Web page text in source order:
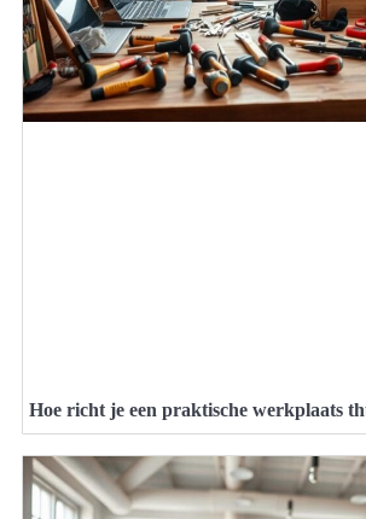
Hoe richt je een praktische werkplaats